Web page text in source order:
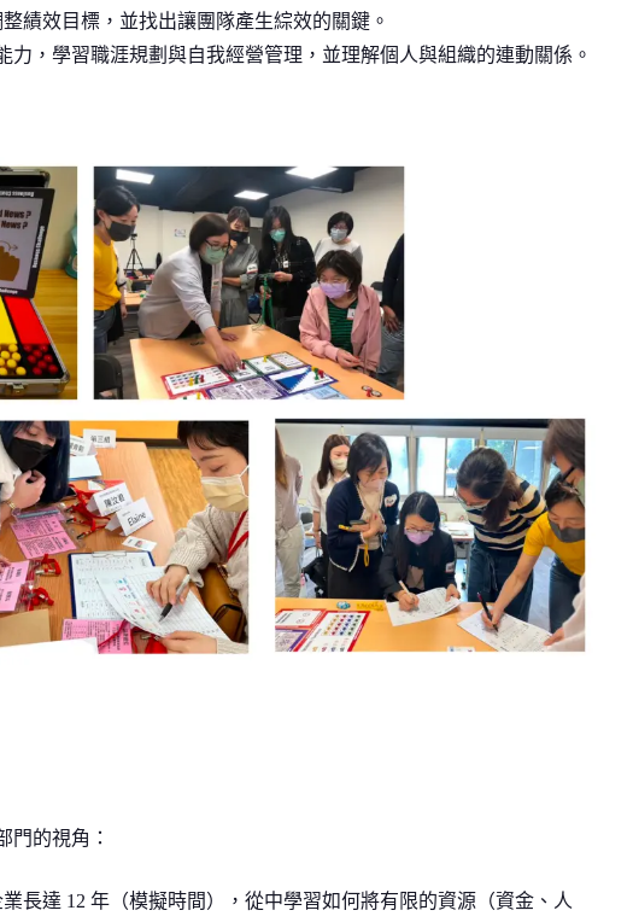
績效目標，並找出讓團隊產生綜效的關鍵。
力，學習職涯規劃與自我經營管理，並理解個人與組織的連動關係。
門的視角：
長達 12 年（模擬時間），從中學習如何將有限的資源（資金、人